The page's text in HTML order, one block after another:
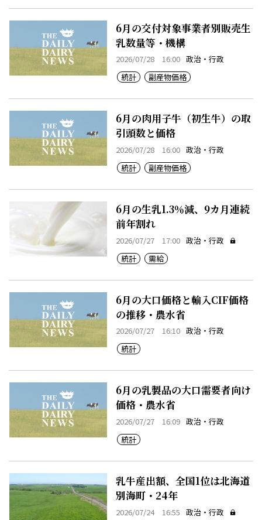
6月の交付対象事業者別販売生
乳数量等・機構
2026/07/28 16:00 政治・行政
統計
副産物価格
6月の肉用子牛（初生牛）の取
引頭数と価格
2026/07/28 16:00 政治・行政
統計
副産物価格
6月の生乳1.3％減、9カ月連続
前年割れ
2026/07/27 17:00 政治・行政
統計
需給
6月の大口価格と輸入CIF価格
の推移・農水省
2026/07/27 16:10 政治・行政
統計
6月の乳製品の大口需要者向け
価格・農水省
2026/07/27 16:09 政治・行政
統計
乳牛産出額、全国1位は北海道
別海町・24年
2026/07/24 16:55 政治・行政